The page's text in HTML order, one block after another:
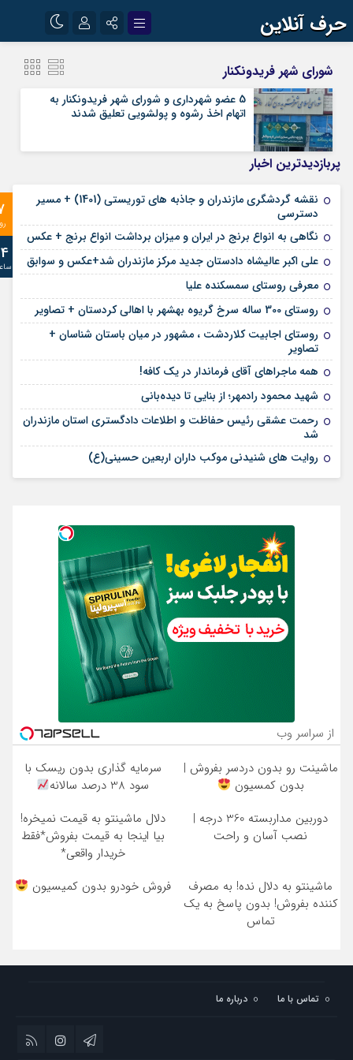
حرف آنلاین
آپارات
رمز عبور
شورای شهر فریدونکنار
5 عضو شهرداری و شورای شهر فریدونکنار به
اتهام اخذ رشوه و پولشویی تعلیق شدند
پربازدیدترین اخبار
نقشه گردشگری مازندران و جاذبه های توریستی (1401) + مسیر
دسترسی
نگاهی به انواع برنج در ایران و میزان برداشت انواع برنج + عکس
علی‌ اکبر عالیشاه دادستان جدید مرکز مازندران شد+عکس و سوابق
معرفی روستای سمسکنده علیا
روستای 300 ساله سرخ ‌گریوه بهشهر با اهالی کردستان + تصاویر
روستای اجابیت کلاردشت ، مشهور در میان باستان شناسان +
تصاویر
همه ماجراهای آقای فرماندار در یک کافه!
شهید محمود رادمهر؛ از بنایی تا دیده‌بانی
رحمت عشقی رئیس حفاظت و اطلاعات دادگستری استان مازندران
شد
روایت های شنیدنی موکب داران اربعین حسینی(ع)
از سراسر وب
ماشینت رو بدون دردسر بفروش |
بدون کمسیون
سرمایه گذاری بدون ریسک با
سود 38 درصد سالانه
دوربین مداربسته 360 درجه |
نصب آسان و راحت
دلال ماشینتو به قیمت نمیخره!
بیا اینجا به قیمت بفروش*فقط
خریدار واقعی*
ماشینتو به دلال نده! به مصرف
کننده بفروش! بدون پاسخ به یک
تماس
فروش خودرو بدون کمیسیون
تماس با ما درباره ما